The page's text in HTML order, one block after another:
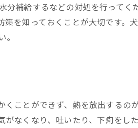
補給するなどの対処を行って
を知っておくことが大切です。
ことができず、熱を放出するの
なくなり、吐いたり、下痢をし